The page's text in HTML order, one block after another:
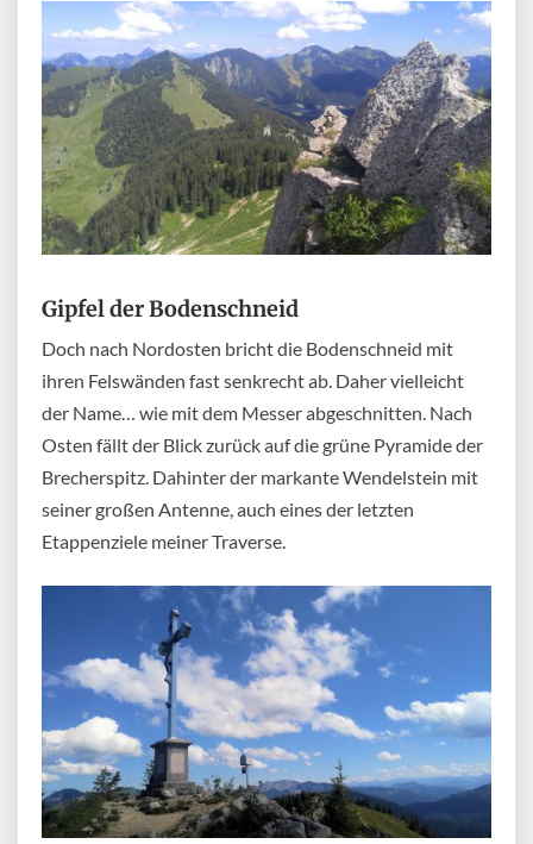
Gipfel der Bodenschneid
Doch nach Nordosten bricht die Bodenschneid mit
ihren Felswänden fast senkrecht ab. Daher vielleicht
der Name… wie mit dem Messer abgeschnitten. Nach
Osten fällt der Blick zurück auf die grüne Pyramide der
Brecherspitz. Dahinter der markante Wendelstein mit
seiner großen Antenne, auch eines der letzten
Etappenziele meiner Traverse.